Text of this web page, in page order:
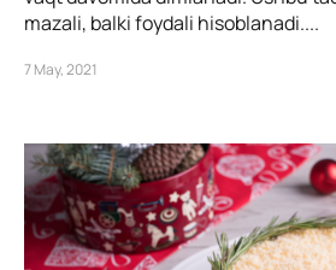
mazali, balki foydali hisoblanadi....
7 May, 2021